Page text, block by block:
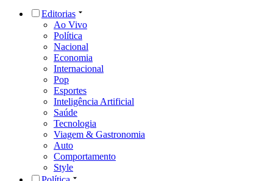
Editorias
Ao Vivo
Política
Nacional
Economia
Internacional
Pop
Esportes
Inteligência Artificial
Saúde
Tecnologia
Viagem & Gastronomia
Auto
Comportamento
Style